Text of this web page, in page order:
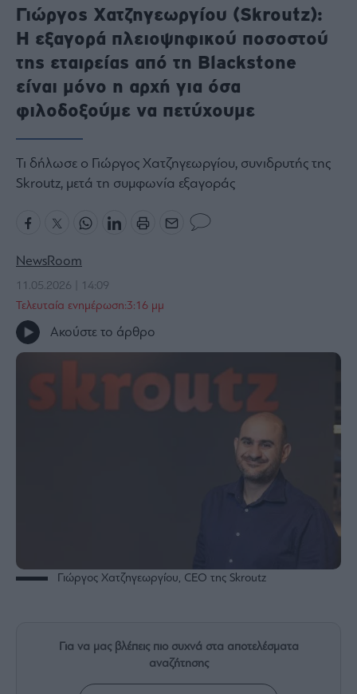
Real
Estate
Ενέργεια
Πολιτική
Πολιτισμός
Κοινωνία
Law
Bloomberg
Financial
The
Wiseman
Room
301
My
Media
Mononews2030
Γιώργος Χατζηγεωργίου (Skroutz):
Η εξαγορά πλειοψηφικού ποσοστού
της εταιρείας από τη Blackstone
είναι μόνο η αρχή για όσα
φιλοδοξούμε να πετύχουμε
Τι δήλωσε ο Γιώργος Χατζηγεωργίου, συνιδρυτής της
Skroutz, μετά τη συμφωνία εξαγοράς
NewsRoom
11.05.2026 | 14:09
Τελευταία ενημέρωση:3:16 μμ
Ακούστε το άρθρο
Γιώργος Χατζηγεωργίου, CEO της Skroutz
Για να μας βλέπεις πιο συχνά στα αποτελέσματα
αναζήτησης